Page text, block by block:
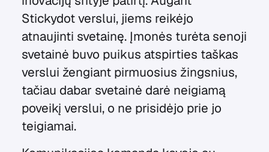
Stickydot verslui, jiems reikėjo
atnaujinti svetainę. Įmonės turėta senoji
svetainė buvo puikus atspirties taškas
verslui žengiant pirmuosius žingsnius,
tačiau dabar svetainė darė neigiamą
poveikį verslui, o ne prisidėjo prie jo
teigiamai.